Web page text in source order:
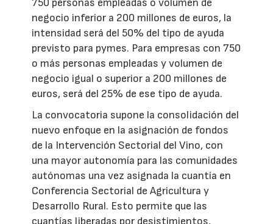
750 personas empleadas o volumen de
negocio inferior a 200 millones de euros, la
intensidad será del 50% del tipo de ayuda
previsto para pymes. Para empresas con 750
o más personas empleadas y volumen de
negocio igual o superior a 200 millones de
euros, será del 25% de ese tipo de ayuda.
La convocatoria supone la consolidación del
nuevo enfoque en la asignación de fondos
de la Intervención Sectorial del Vino, con
una mayor autonomía para las comunidades
autónomas una vez asignada la cuantía en
Conferencia Sectorial de Agricultura y
Desarrollo Rural. Esto permite que las
cuantías liberadas por desistimientos,